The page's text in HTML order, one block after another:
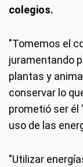
colegios.
"Tomemos el
juramentando
plantas y
conservar lo
prometió ser él
uso de las
"Utilizar